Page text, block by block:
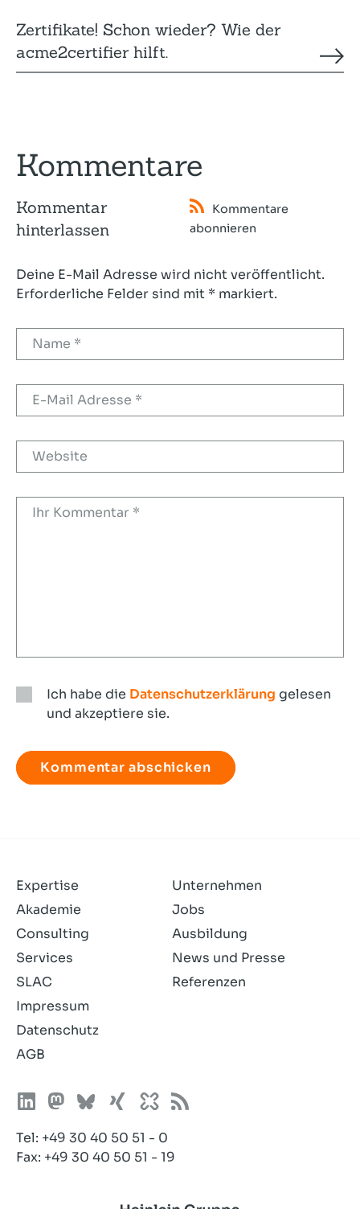
Zertifikate! Schon wieder? Wie der
acme2certifier hilft.
Kommentare
Kommentar
hinterlassen
Kommentare
abonnieren
Deine E-Mail Adresse wird nicht veröffentlicht.
Erforderliche Felder sind mit * markiert.
Ich habe die Datenschutzerklärung gelesen
und akzeptiere sie.
habe
die
Expertise
Akademie
Consulting
Services
SLAC
Unternehmen
Jobs
Ausbildung
News und Presse
Referenzen
Impressum
Datenschutz
AGB
Tel: +49 30 40 50 51 - 0
Fax: +49 30 40 50 51 - 19